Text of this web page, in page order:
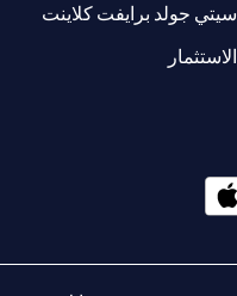
سيتي جولد برايفت كلاينت
الاستثمار